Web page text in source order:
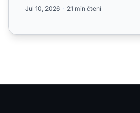
Jul 10, 2026 21 min čtení